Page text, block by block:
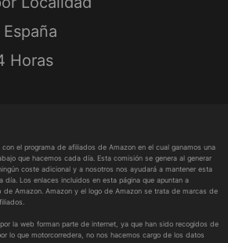
Horas
el programa de afiliados de Amazon en el cual ganamos una
que hacemos cada día. Esta comisión se genera al generar
coste adicional y a nosotros nos ayudará a mantener esta
día. Los enlaces incluidos en esta página que apuntan a
Amazon. Amazon y el logo de Amazon se trata de marcas de
la web forman parte de internet, ya que han sido recogidos de
lo que motorcorredera, no nos hacemos cargo de los datos